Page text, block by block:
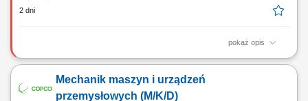
2 dni
pokaż opis
Zadania Mechaniczny montaż urządzeń, maszyn oraz stanowisk
poszczególnych zespołów mechanicznych w kompletne systemy
produkcyjne; Bieżące diagnozowanie i samodzielne rozwiązywanie
Mechanik maszyn i urządzeń
przemysłowych (M/K/D)